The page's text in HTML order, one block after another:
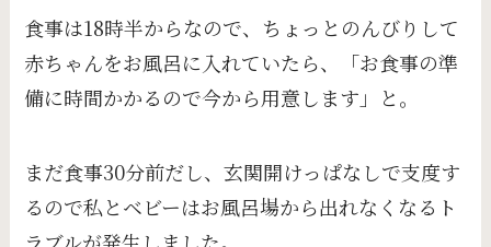
食事は18時半からなので、ちょっとのんびりして
赤ちゃんをお風呂に入れていたら、「お食事の準
備に時間かかるので今から用意します」と。
まだ食事30分前だし、玄関開けっぱなしで支度す
るので私とベビーはお風呂場から出れなくなるト